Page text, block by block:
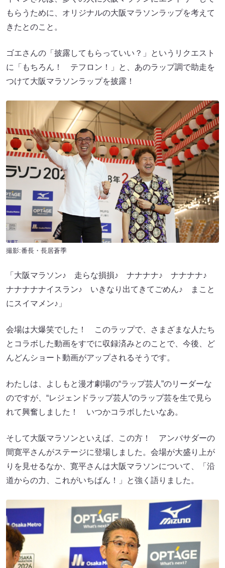
もらうために、オリジナルの大阪マラソンラップを考えて
きたとのこと。
ゴエさんの「披露してもらっていい？」というリクエスト
に「もちろん！ テフロン！」と、あのラップ調で助走を
つけて大阪マラソンラップを披露！
撮影:番長・長居蒼季
「大阪マラソン♪ 走らな損損♪ ナナナナ♪ ナナナナ♪
ナナナナナイスラン♪ いきなり出てきてごめん♪ まこと
にスイマメン♪」
会場は大爆笑でした！ このラップで、さまざまな人たち
とコラボした動画をすでに収録済みとのことで、今後、ど
んどんショート動画がアップされるそうです。
わたしは、よしもと漫才劇場の“ラップ芸人”のリーダーな
のですが、“レジェンドラップ芸人”のラップ芸を生で見ら
れて興奮しました！ いつかコラボしたいなあ。
そして大阪マラソンといえば、この方！ アンバサダーの
間寛平さんがステージに登場しました。会場が大盛り上が
りを見せるなか、寛平さんは大阪マラソンについて、「沿
道からの力、これがいちばん！」と強く語りました。